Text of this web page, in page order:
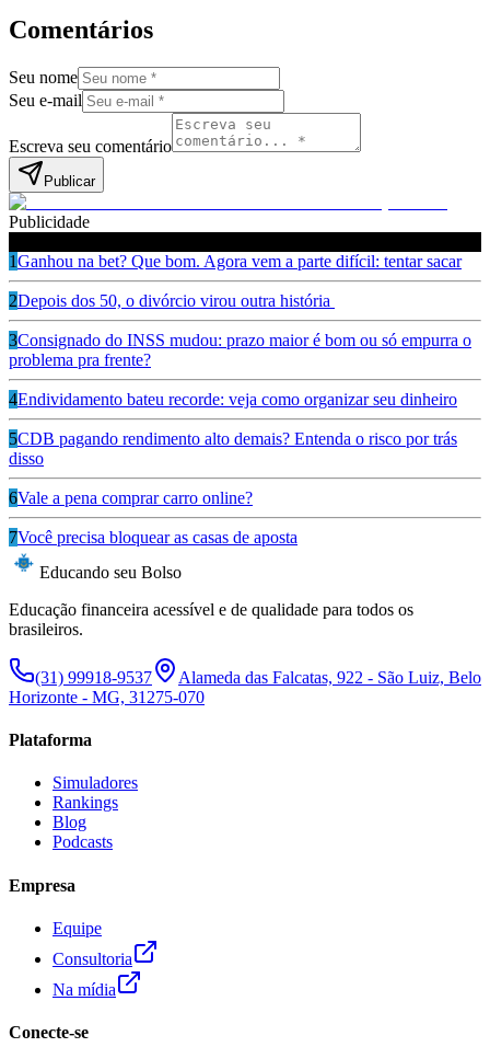
Comentários
Seu nome
Seu e-mail
Escreva seu comentário
Publicar
Publicidade
1Ganhou na bet? Que bom. Agora vem a parte difícil: tentar sacar
2Depois dos 50, o divórcio virou outra história
3Consignado do INSS mudou: prazo maior é bom ou só empurra o
problema pra frente?
4Endividamento bateu recorde: veja como organizar seu dinheiro
5CDB pagando rendimento alto demais? Entenda o risco por trás
disso
6Vale a pena comprar carro online?
7Você precisa bloquear as casas de aposta
Educando seu Bolso
Educação financeira acessível e de qualidade para todos os
brasileiros.
(31) 99918-9537
Alameda das Falcatas, 922 - São Luiz, Belo
Horizonte - MG, 31275-070
Plataforma
Simuladores
Rankings
Blog
Podcasts
Empresa
Equipe
Consultoria
Na mídia
Conecte-se